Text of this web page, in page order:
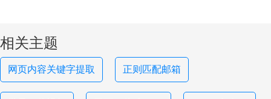
相关主题
网页内容关键字提取 正则匹配邮箱